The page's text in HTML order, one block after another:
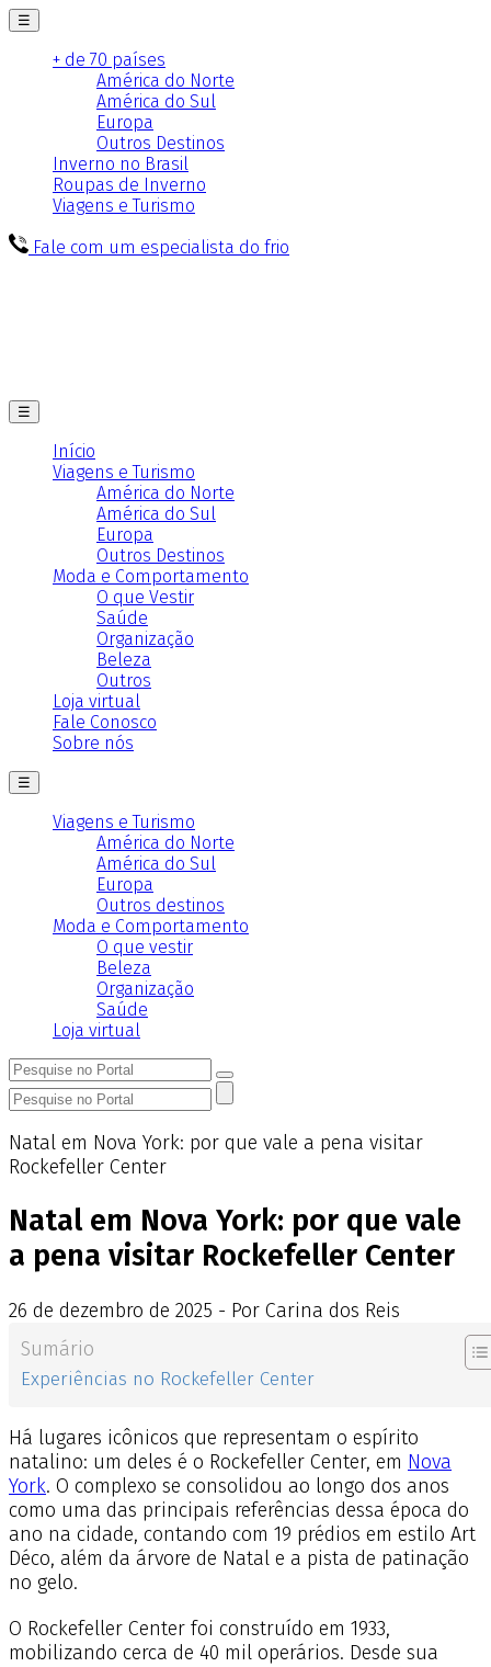
☰
+ de 70 países
América do Norte
América do Sul
Europa
Outros Destinos
Inverno no Brasil
Roupas de Inverno
Viagens e Turismo
Fale com um especialista do frio
☰
Início
Viagens e Turismo
América do Norte
América do Sul
Europa
Outros Destinos
Moda e Comportamento
O que Vestir
Saúde
Organização
Beleza
Outros
Loja virtual
Fale Conosco
Sobre nós
☰
Viagens e Turismo
América do Norte
América do Sul
Europa
Outros destinos
Moda e Comportamento
O que vestir
Beleza
Organização
Saúde
Loja virtual
Natal em Nova York: por que vale a pena visitar
Rockefeller Center
Natal em Nova York: por que vale
a pena visitar Rockefeller Center
26 de dezembro de 2025 - Por Carina dos Reis
Sumário
Experiências no Rockefeller Center
Há lugares icônicos que representam o espírito
natalino: um deles é o Rockefeller Center, em Nova
York. O complexo se consolidou ao longo dos anos
como uma das principais referências dessa época do
ano na cidade, contando com 19 prédios em estilo Art
Déco, além da árvore de Natal e a pista de patinação
no gelo.
O Rockefeller Center foi construído em 1933,
mobilizando cerca de 40 mil operários. Desde sua